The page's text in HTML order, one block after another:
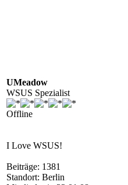
UMeadow
WSUS Spezialist
Offline
I Love WSUS!
Beiträge: 1381
Standort: Berlin